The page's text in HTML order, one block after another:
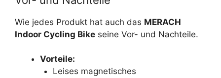
Wie jedes Produkt hat auch das MERACH
Indoor Cycling Bike seine Vor- und Nachteile.
Vorteile:
Leises magnetisches